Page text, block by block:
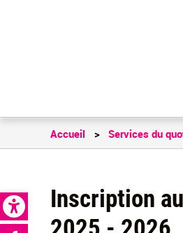
Open toolbar
Accueil Services du
Inscription